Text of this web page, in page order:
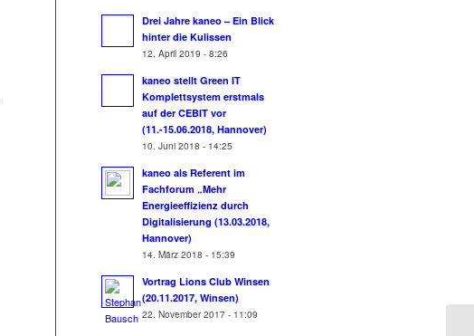
Drei Jahre kaneo – Ein Blick
hinter die Kulissen
12. April 2019 - 8:26
kaneo stellt Green IT
Komplettsystem erstmals
auf der CEBIT vor
(11.-15.06.2018, Hannover)
10. Juni 2018 - 14:25
kaneo als Referent im
Fachforum „Mehr
Energieeffizienz durch
Digitalisierung (13.03.2018,
Hannover)
14. März 2018 - 15:39
Vortrag Lions Club Winsen
(20.11.2017, Winsen)
22. November 2017 - 11:09